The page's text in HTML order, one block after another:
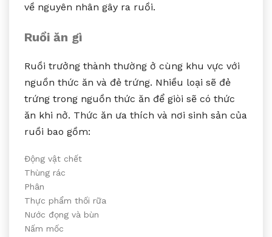
về nguyên nhân gây ra ruồi.
Ruồi ăn gì
Ruồi trưởng thành thường ở cùng khu vực với
nguồn thức ăn và đẻ trứng. Nhiều loại sẽ đẻ
trứng trong nguồn thức ăn để giòi sẽ có thức
ăn khi nở. Thức ăn ưa thích và nơi sinh sản của
ruồi bao gồm:
Động vật chết
Thùng rác
Phân
Thực phẩm thối rữa
Nước đọng và bùn
Nấm mốc